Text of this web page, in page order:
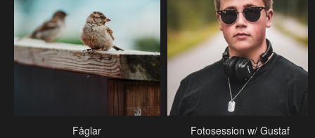
Fåglar Fotosession w/ Gustaf